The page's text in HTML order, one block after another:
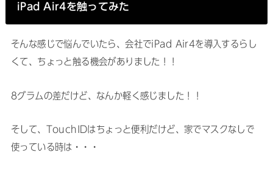
iPad Air4を触ってみた
そんな感じで悩んでいたら、会社でiPad Air4を導入するらし
くて、ちょっと触る機会がありました！！
8グラムの差だけど、なんか軽く感じました！！
そして、TouchIDはちょっと便利だけど、家でマスクなしで
使っている時は・・・